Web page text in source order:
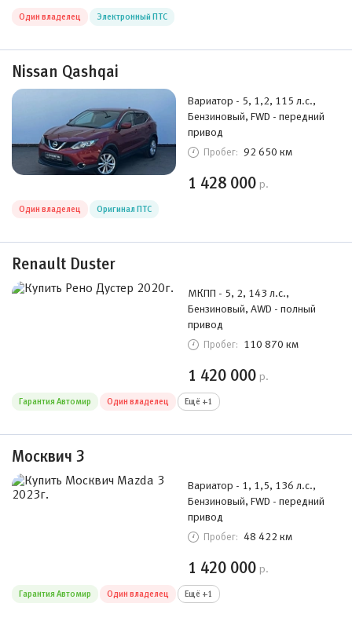
Один владелец Электронный ПТС
Nissan Qashqai
Вариатор - 5, 1,2, 115 л.с.,
Бензиновый, FWD - передний
привод
Пробег: 92 650 км
1 428 000 р.
Один владелец Оригинал ПТС
Renault Duster
МКПП - 5, 2, 143 л.с.,
Бензиновый, AWD - полный
привод
Пробег: 110 870 км
1 420 000 р.
Гарантия Автомир Один владелец Ещё +1
Москвич 3
Вариатор - 1, 1,5, 136 л.с.,
Бензиновый, FWD - передний
привод
Пробег: 48 422 км
1 420 000 р.
Гарантия Автомир Один владелец Ещё +1